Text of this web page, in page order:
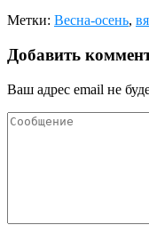
Метки: Весна-осень,
Добавить
Ваш адрес email не